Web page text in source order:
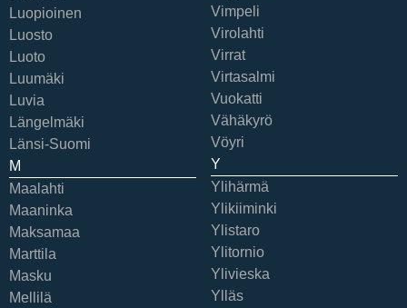
Luopioinen
Luosto
Luoto
Luumäki
Luvia
Längelmäki
Länsi-Suomi
M
Maalahti
Maaninka
Maksamaa
Marttila
Masku
Mellilä
Vimpeli
Virolahti
Virrat
Virtasalmi
Vuokatti
Vähäkyrö
Vöyri
Y
Ylihärmä
Ylikiiminki
Ylistaro
Ylitornio
Ylivieska
Ylläs